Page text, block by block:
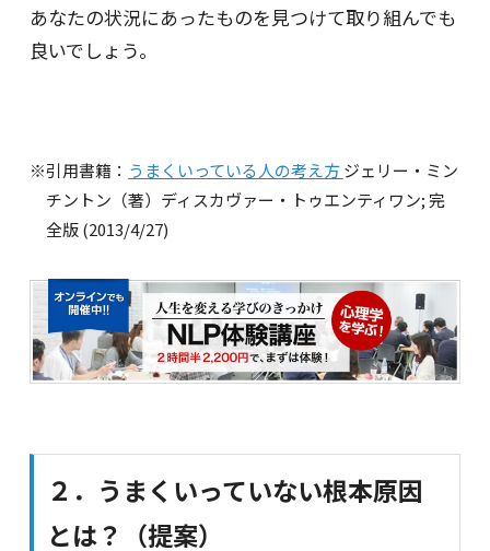
あなたの状況にあったものを見つけて取り組んでも
良いでしょう。
※引用書籍： うまくいっている人の考え方ジェリー・ミン
チントン（著）ディスカヴァー・トゥエンティワン; 完
全版 (2013/4/27)
２．うまくいっていない根本原因
とは？（提案）